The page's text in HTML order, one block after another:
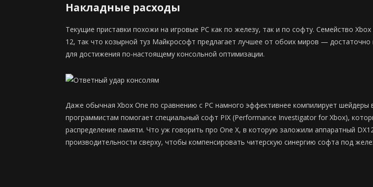
Накладные расходы
Текущие приставки похожи на игровые PC как по железу, так и по софту. Семейство
12, так что козырной туз Майкрософт предлагает лучшее от обоих миров —
для достижения по-настоящему консольной оптимизации.
Даже обычная Xbox One по сравнению с PC намного эффективнее компилирует шейдеры
программистам помогает специальный софт PIX (Performance Investigator for Xbox),
распределение памяти. Что уж говорить про One X, в которую заложили аппаратный
производительности сверху, чтобы компенсировать читерскую синергию софта под